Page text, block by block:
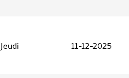
Jeudi 11-12-2025